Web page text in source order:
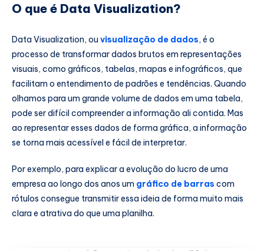
O que é Data Visualization?
Data Visualization, ou visualização de dados, é o
processo de transformar dados brutos em representações
visuais, como gráficos, tabelas, mapas e infográficos, que
facilitam o entendimento de padrões e tendências. Quando
olhamos para um grande volume de dados em uma tabela,
pode ser difícil compreender a informação ali contida. Mas
ao representar esses dados de forma gráfica, a informação
se torna mais acessível e fácil de interpretar.
Por exemplo, para explicar a evolução do lucro de uma
empresa ao longo dos anos um gráfico de barras com
rótulos consegue transmitir essa ideia de forma muito mais
clara e atrativa do que uma planilha.